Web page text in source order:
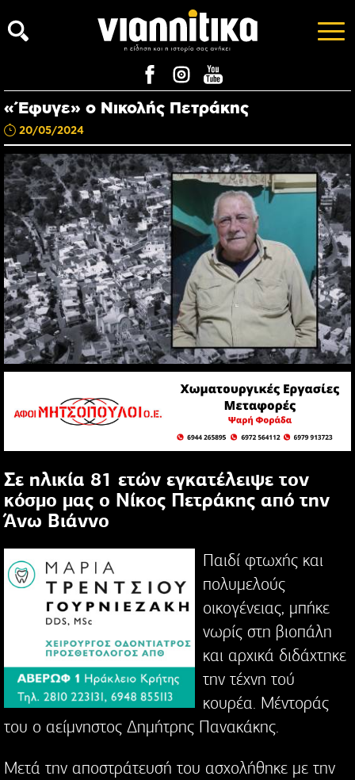
«Έφυγε» ο Νικολής Πετράκης
20/05/2024
Σε ηλικία 81 ετών εγκατέλειψε τον
κόσμο μας ο Νίκος Πετράκης από την
Άνω Βιάννο
Παιδί φτωχής και
πολυμελούς
οικογένειας, μπήκε
νωρίς στη βιοπάλη
και αρχικά διδάχτηκε
την τέχνη τού
κουρέα. Μέντοράς
του ο αείμνηστος Δημήτρης Πανακάκης.
Μετά την αποστράτευσή του ασχολήθηκε με την